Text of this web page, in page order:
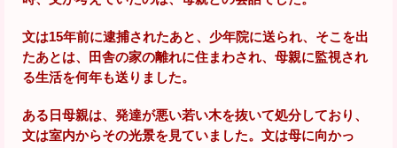
文は15年前に逮捕されたあと、少年院に送られ、そこを出
たあとは、田舎の家の離れに住まわされ、母親に監視され
る生活を何年も送りました。
ある日母親は、発達が悪い若い木を抜いて処分しており、
文は室内からその光景を見ていました。文は母に向かっ